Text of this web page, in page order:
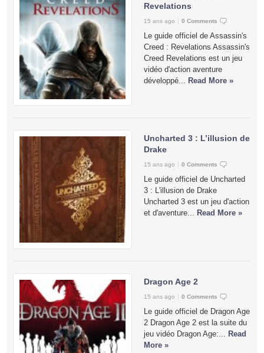
Revelations
15 ans ago 0 Comments
Le guide officiel de Assassin's
Creed : Revelations Assassin's
Creed Revelations est un jeu
vidéo d'action aventure
développé... Read More »
Uncharted 3 : L’illusion de
Drake
15 ans ago 0 Comments
Le guide officiel de Uncharted
3 : L'illusion de Drake
Uncharted 3 est un jeu d'action
et d'aventure... Read More »
Dragon Age 2
15 ans ago 0 Comments
Le guide officiel de Dragon Age
2 Dragon Age 2 est la suite du
jeu vidéo Dragon Age:... Read
More »